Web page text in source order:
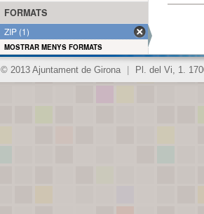
FORMATS
ZIP (1)
MOSTRAR MENYS FORMATS
© 2013 Ajuntament de Girona Pl. del Vi, 1.